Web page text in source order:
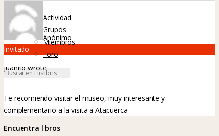
Hislibreños
Actividad
Grupos
Miembros
Foro
Anónimo
Invitado
juanrio wrote:
Te recomiendo visitar el museo, muy interesante y
complementario a la visita a Atapuerca
Encuentra libros